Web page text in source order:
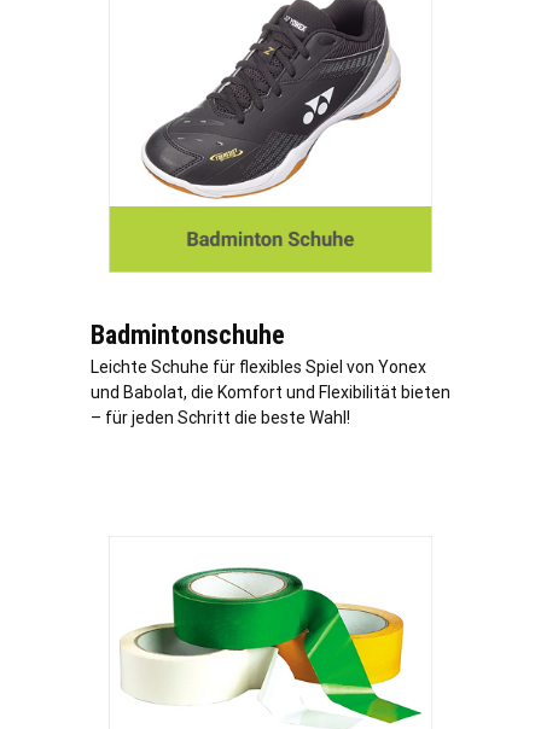
Badmintonschuhe
Leichte Schuhe für flexibles Spiel von Yonex
und Babolat, die Komfort und Flexibilität bieten
– für jeden Schritt die beste Wahl!